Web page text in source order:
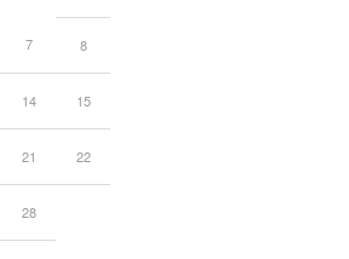
7 8
14 15
21 22
28